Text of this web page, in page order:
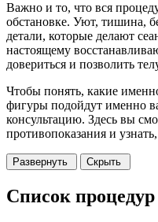
Важно и то, что вся
обстановке. Уют, тишина,
детали, которые делают
настоящему
довериться и позволить
Чтобы понять, какие
фигуры подойдут именно
консультацию. Здесь вы
противопоказания и
Развернуть Скрыть
Список